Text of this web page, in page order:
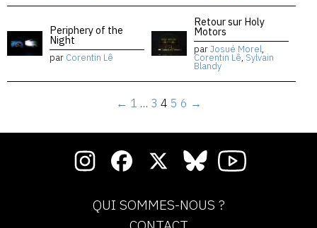
Periphery of the
Night
par Corentin Lê
Retour sur Holy
Motors
parJosué Morel,
Corentin Lê, Sylvain
Blandy
← 1 … 3 4 5 6 →
QUI SOMMES-NOUS ?